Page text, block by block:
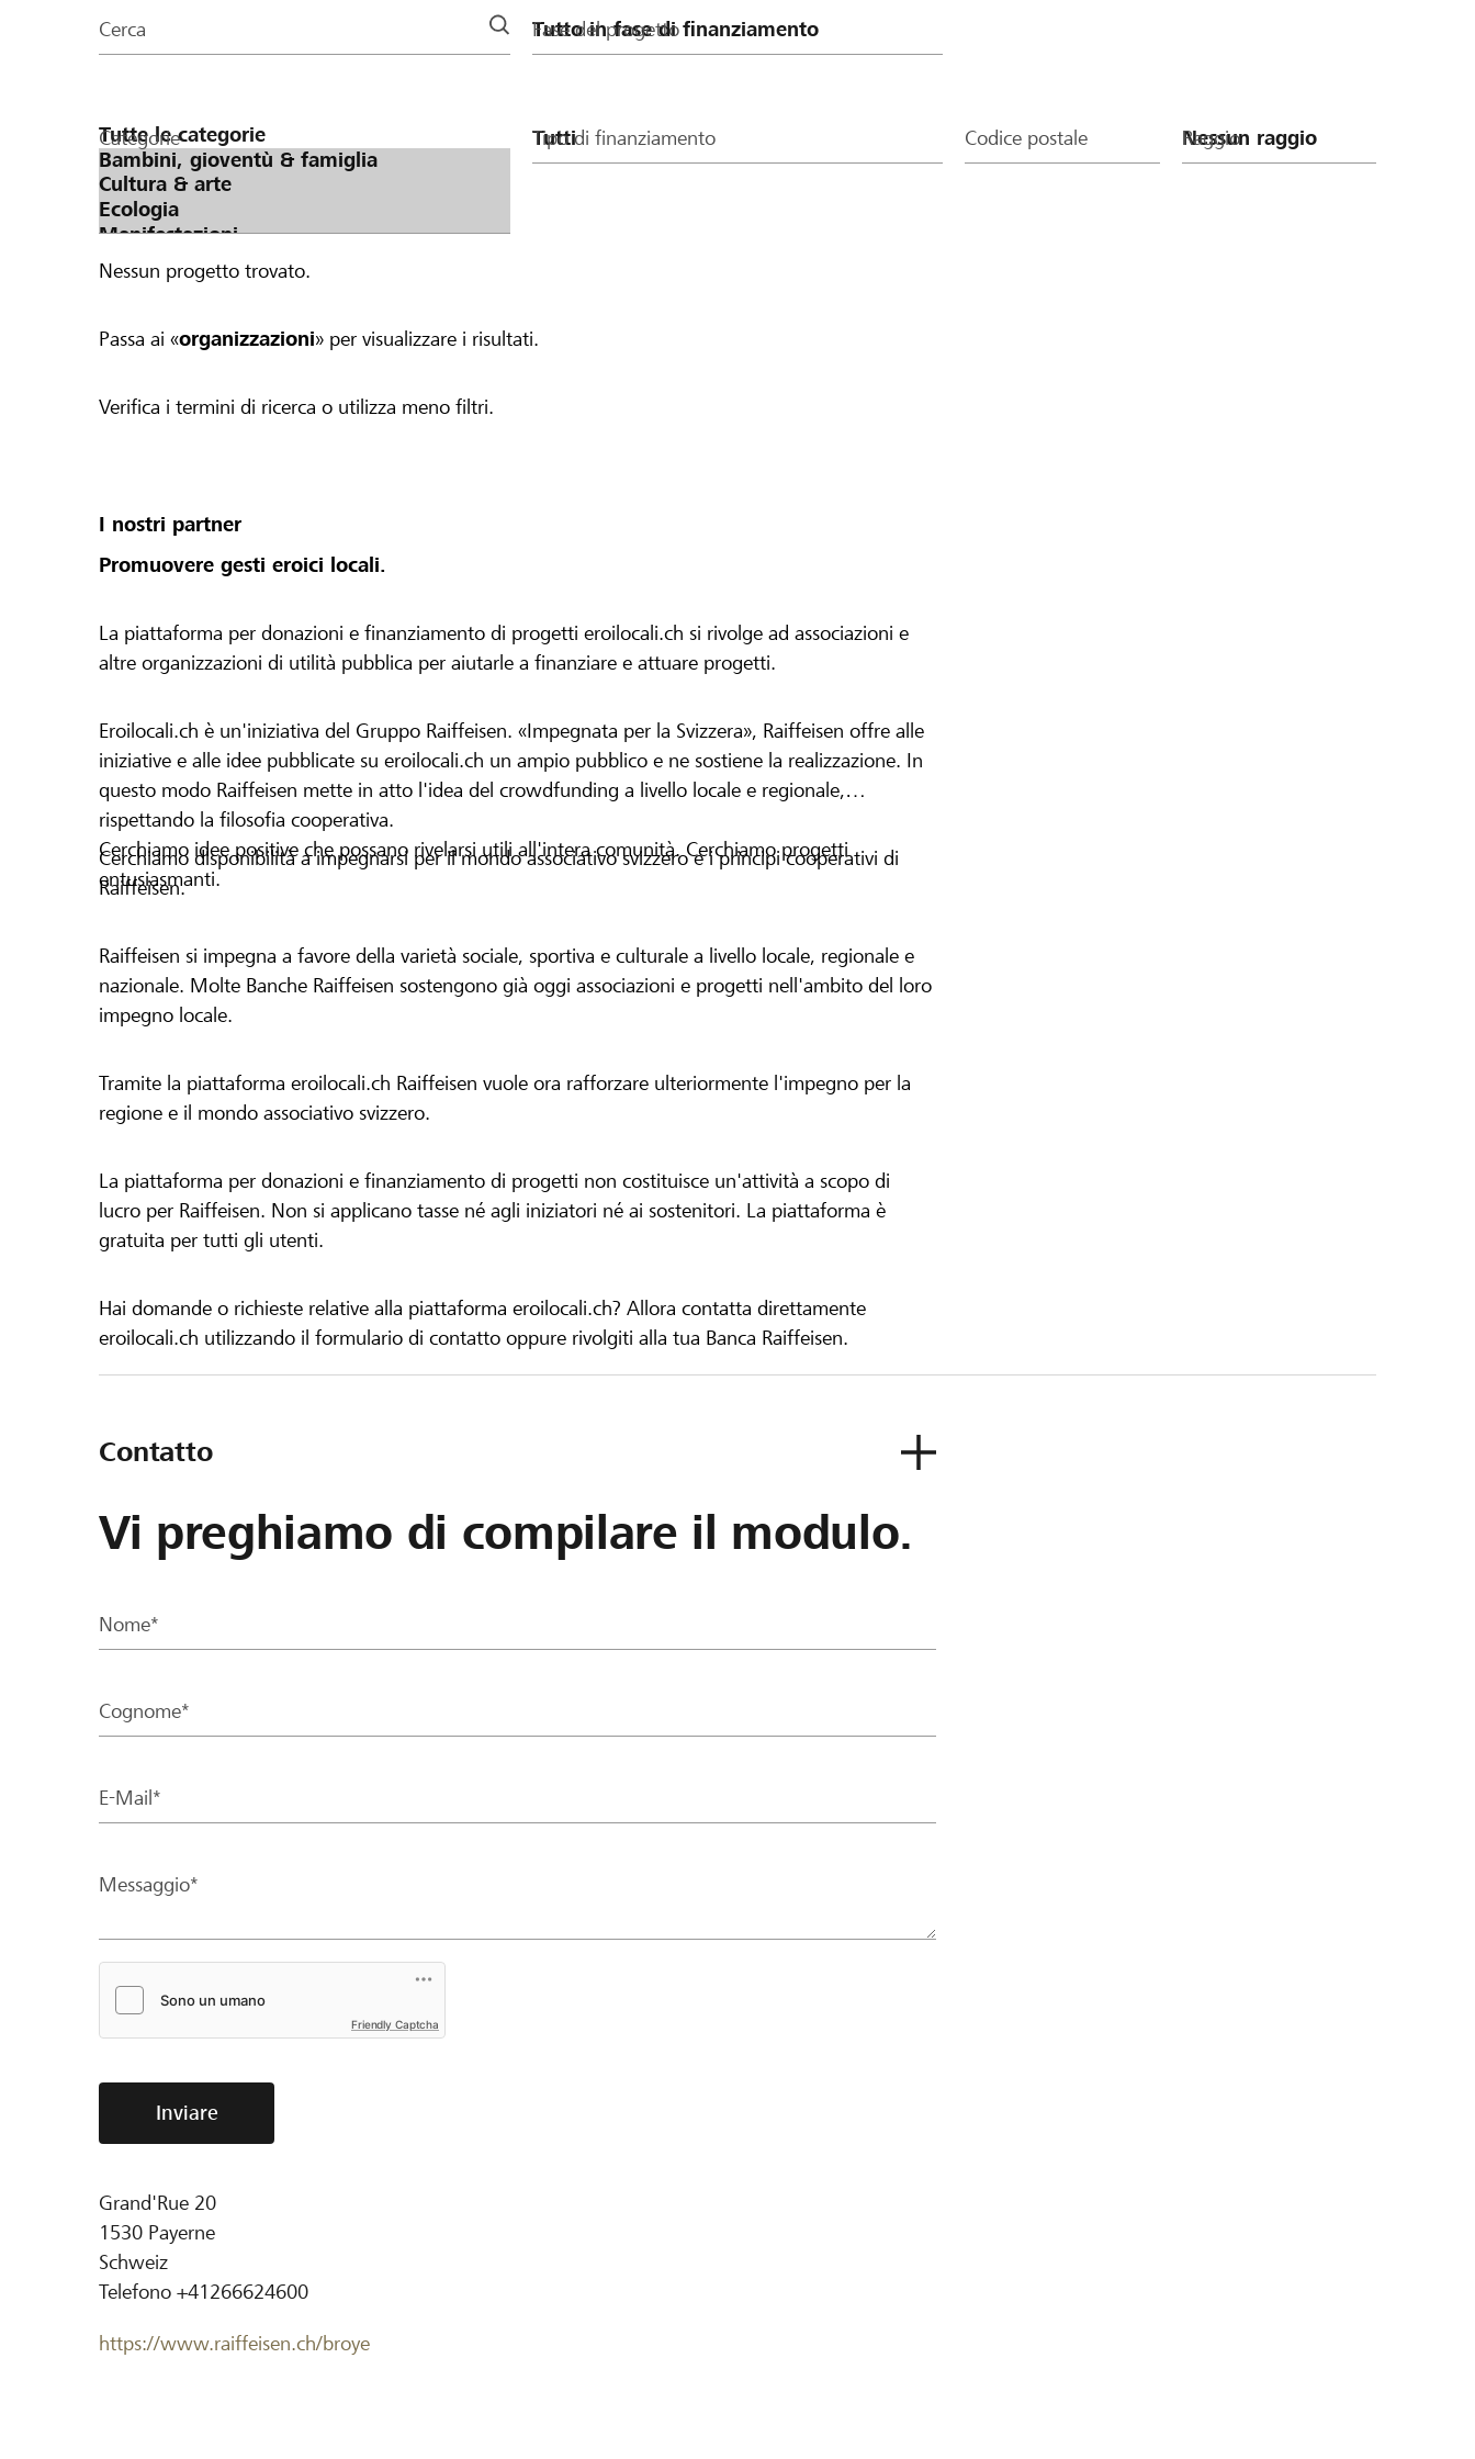
della
Cerca Fase del progetto
Categorie Tipo di finanziamento Codice postale Raggio
Nessun progetto trovato.
Passa ai «organizzazioni» per visualizzare i risultati.
Verifica i termini di ricerca o utilizza meno filtri.
I nostri partner
Promuovere gesti eroici locali.
La piattaforma per donazioni e finanziamento di progetti eroilocali.ch si rivolge ad associazioni e
altre organizzazioni di utilità pubblica per aiutarle a finanziare e attuare progetti.
Eroilocali.ch è un'iniziativa del Gruppo Raiffeisen. «Impegnata per la Svizzera», Raiffeisen offre alle
iniziative e alle idee pubblicate su eroilocali.ch un ampio pubblico e ne sostiene la realizzazione. In
questo modo Raiffeisen mette in atto l'idea del crowdfunding a livello locale e regionale,
rispettando la filosofia cooperativa.
Cerchiamo idee positive che possano rivelarsi utili all'intera comunità. Cerchiamo progetti
entusiasmanti.
Cerchiamo disponibilità a impegnarsi per il mondo associativo svizzero e i principi cooperativi di
Raiffeisen.
Raiffeisen si impegna a favore della varietà sociale, sportiva e culturale a livello locale, regionale e
nazionale. Molte Banche Raiffeisen sostengono già oggi associazioni e progetti nell'ambito del loro
impegno locale.
Tramite la piattaforma eroilocali.ch Raiffeisen vuole ora rafforzare ulteriormente l'impegno per la
regione e il mondo associativo svizzero.
La piattaforma per donazioni e finanziamento di progetti non costituisce un'attività a scopo di
lucro per Raiffeisen. Non si applicano tasse né agli iniziatori né ai sostenitori. La piattaforma è
gratuita per tutti gli utenti.
Hai domande o richieste relative alla piattaforma eroilocali.ch? Allora contatta direttamente
eroilocali.ch utilizzando il formulario di contatto oppure rivolgiti alla tua Banca Raiffeisen.
Contatto
Vi preghiamo di compilare il modulo.
Nome*
Cognome*
E-Mail*
Messaggio*
Friendly Captcha
Inviare
Grand'Rue 20
1530 Payerne
Schweiz
Telefono +41266624600
https://www.raiffeisen.ch/broye